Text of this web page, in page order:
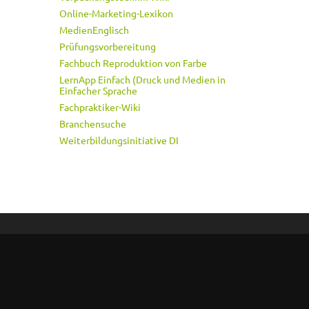
Online-Marketing-Lexikon
MedienEnglisch
Prüfungsvorbereitung
Fachbuch Reproduktion von Farbe
LernApp Einfach (Druck und Medien in
Einfacher Sprache
Fachpraktiker-Wiki
Branchensuche
Weiterbildungsinitiative DI